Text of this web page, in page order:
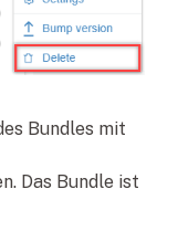
Bundles mit
Das Bundle ist